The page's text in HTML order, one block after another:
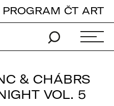
PROGRAM ČT ART
& CHÁBRS
VOL. 5